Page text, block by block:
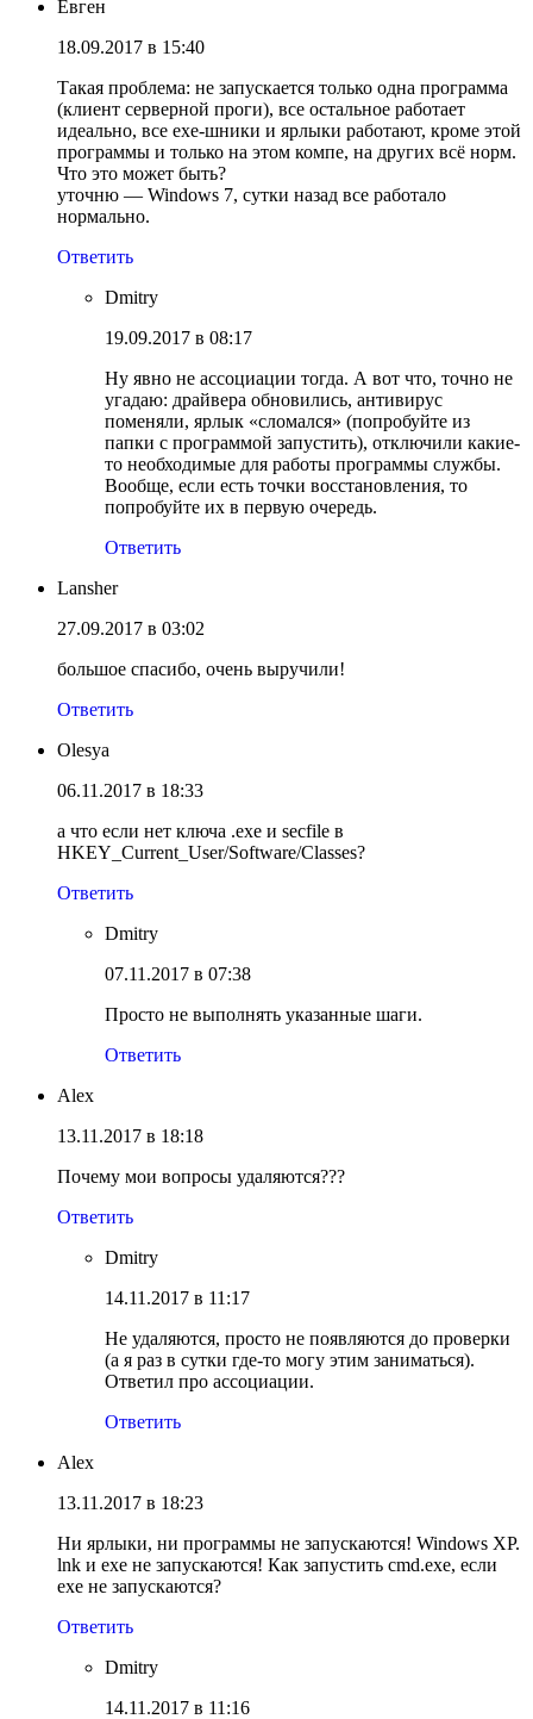
Евген
18.09.2017 в 15:40
Такая проблема: не запускается только одна программа
(клиент серверной проги), все остальное работает
идеально, все ехе-шники и ярлыки работают, кроме этой
программы и только на этом компе, на других всё норм.
Что это может быть?
уточню — Windows 7, сутки назад все работало
нормально.
Ответить
Dmitry
19.09.2017 в 08:17
Ну явно не ассоциации тогда. А вот что, точно не
угадаю: драйвера обновились, антивирус
поменяли, ярлык «сломался» (попробуйте из
папки с программой запустить), отключили какие-
то необходимые для работы программы службы.
Вообще, если есть точки восстановления, то
попробуйте их в первую очередь.
Ответить
Lansher
27.09.2017 в 03:02
большое спасибо, очень выручили!
Ответить
Olesya
06.11.2017 в 18:33
а что если нет ключа .exe и secfile в
HKEY_Current_User/Software/Classes?
Ответить
Dmitry
07.11.2017 в 07:38
Просто не выполнять указанные шаги.
Ответить
Alex
13.11.2017 в 18:18
Почему мои вопросы удаляются???
Ответить
Dmitry
14.11.2017 в 11:17
Не удаляются, просто не появляются до проверки
(а я раз в сутки где-то могу этим заниматься).
Ответил про ассоциации.
Ответить
Alex
13.11.2017 в 18:23
Ни ярлыки, ни программы не запускаются! Windows XP.
lnk и exe не запускаются! Как запустить cmd.exe, если
exe не запускаются?
Ответить
Dmitry
14.11.2017 в 11:16